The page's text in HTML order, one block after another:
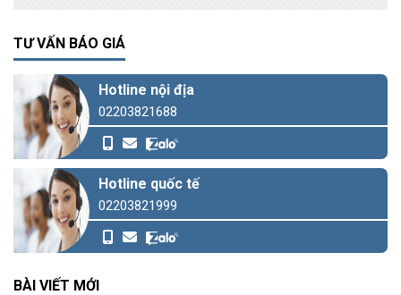
TƯ VẤN BÁO GIÁ
Hotline nội địa
02203821688
Hotline quốc tế
02203821999
BÀI VIẾT MỚI